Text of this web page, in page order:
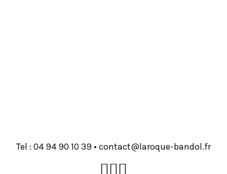
Tel : rf.lodnab-euqoral@tcatnoc
•
93 01 09 49 40